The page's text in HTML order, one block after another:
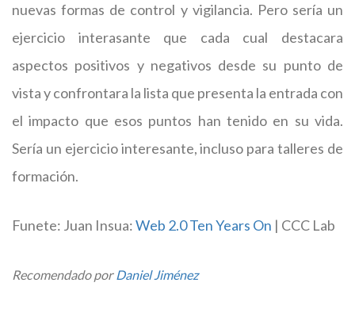
nuevas formas de control y vigilancia. Pero sería un
ejercicio interasante que cada cual destacara
aspectos positivos y negativos desde su punto de
vista y confrontara la lista que presenta la entrada con
el impacto que esos puntos han tenido en su vida.
Sería un ejercicio interesante, incluso para talleres de
formación.
Funete: Juan Insua:Web 2.0 Ten Years On | CCC Lab
Recomendado porDaniel Jiménez